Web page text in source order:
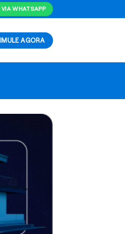
VIA WHATSAPP
AGORA